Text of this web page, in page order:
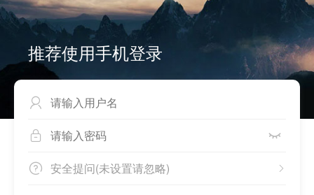
推荐使用手机登录

 
 
安全提问(未设置请忽略)